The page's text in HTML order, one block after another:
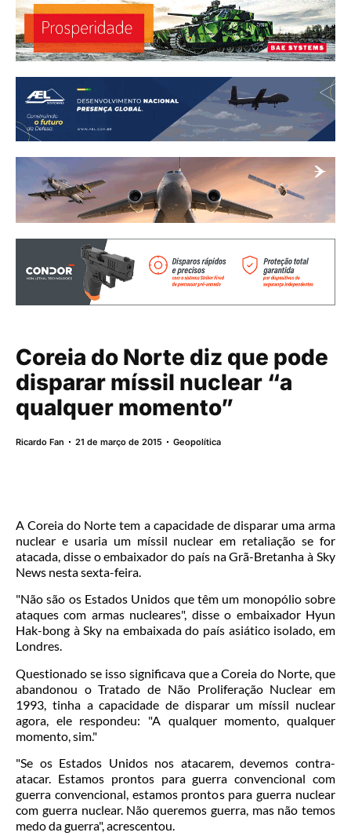
Coreia do Norte diz que pode
disparar míssil nuclear “a
qualquer momento”
Ricardo Fan 21 de março de 2015 Geopolítica
A Coreia do Norte tem a capacidade de disparar uma arma
nuclear e usaria um míssil nuclear em retaliação se for
atacada, disse o embaixador do país na Grã-Bretanha à Sky
News nesta sexta-feira.
"Não são os Estados Unidos que têm um monopólio sobre
ataques com armas nucleares", disse o embaixador Hyun
Hak-bong à Sky na embaixada do país asiático isolado, em
Londres.
Questionado se isso significava que a Coreia do Norte, que
abandonou o Tratado de Não Proliferação Nuclear em
1993, tinha a capacidade de disparar um míssil nuclear
agora, ele respondeu: "A qualquer momento, qualquer
momento, sim."
"Se os Estados Unidos nos atacarem, devemos contra-
atacar. Estamos prontos para guerra convencional com
guerra convencional, estamos prontos para guerra nuclear
com guerra nuclear. Não queremos guerra, mas não temos
medo da guerra", acrescentou.